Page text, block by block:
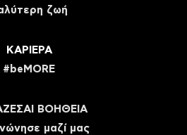
ζωή
ΚΑΡΙΕΡΑ
#beMORE
ΒΟΗΘΕΙΑ
μαζί μας